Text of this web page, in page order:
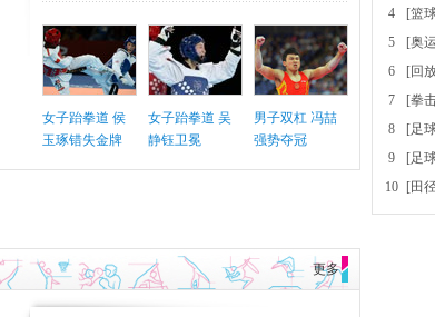
女子跆拳道 侯
玉琢错失金牌
女子跆拳道 吴
静钰卫冕
男子双杠 冯喆
强势夺冠
更多
4
[篮
5
[奥
6
[回
7
[拳
8
[足
9
[足
10
[田